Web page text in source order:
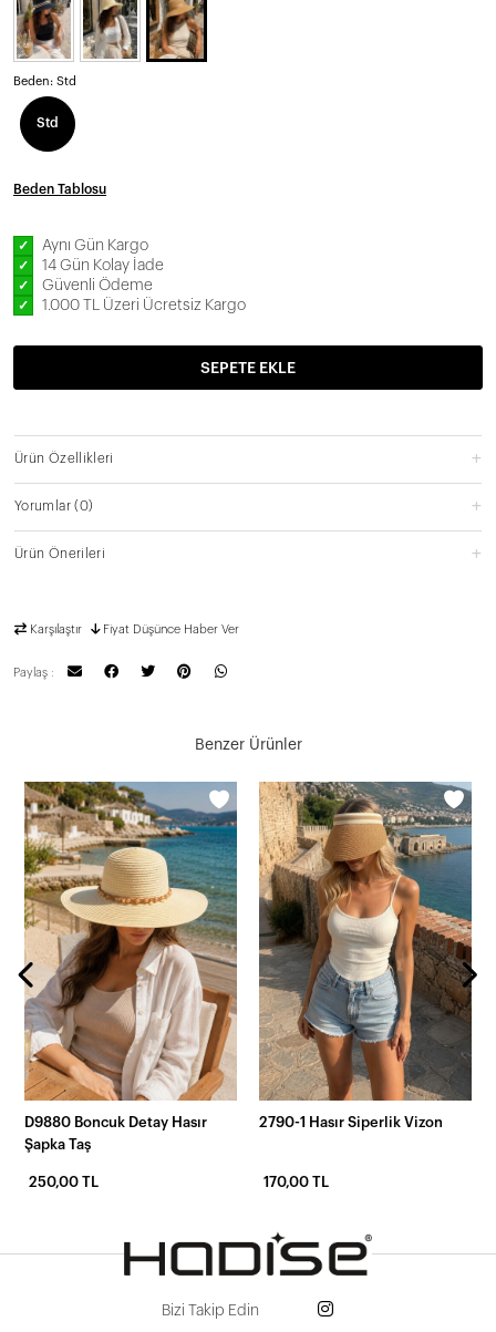
Beden: Std
Std
Beden Tablosu
SEPETE EKLE
✓ Aynı Gün Kargo
✓ 14 Gün Kolay İade
✓ Güvenli Ödeme
✓ 1.000 TL Üzeri Ücretsiz Kargo
Ürün Özellikleri
Yorumlar(0)
Ürün Önerileri
Karşılaştır Fiyat Düşünce Haber Ver
Paylaş :
Benzer Ürünler
D9880 Boncuk Detay Hasır
Şapka Taş
250,00 TL
2790-1 Hasır Siperlik Vizon
170,00 TL
Bizi Takip Edin